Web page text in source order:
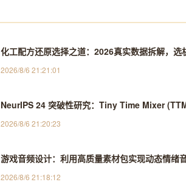
化工配方还原选择之道：2026真实数据拆解，
2026/8/6 21:21:01
NeurIPS 24 突破性研究：Tiny Time Mixer
2026/8/6 21:20:23
游戏音频设计：利用高质量素材包实现动态情绪
2026/8/6 21:18:12